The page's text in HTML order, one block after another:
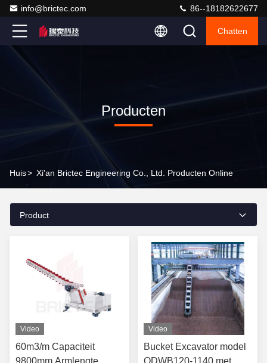
info@brictec.com 86--18182622677
Chatten
Producten
Huis> Xi'an Brictec Engineering Co., Ltd. Producten Online
Product
Video
60m3/m Capaciteit
9800mm Armlengte
Video
Bucket Excavator model
QDWB120-1140 met